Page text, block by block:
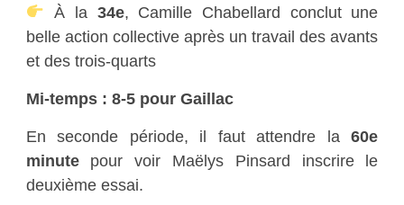
À la 34e, Camille Chabellard conclut une
belle action collective après un travail des avants
et des trois-quarts
Mi-temps : 8-5 pour Gaillac
En seconde période, il faut attendre la60e
minutepour voir Maëlys Pinsard inscrire le
deuxième essai.